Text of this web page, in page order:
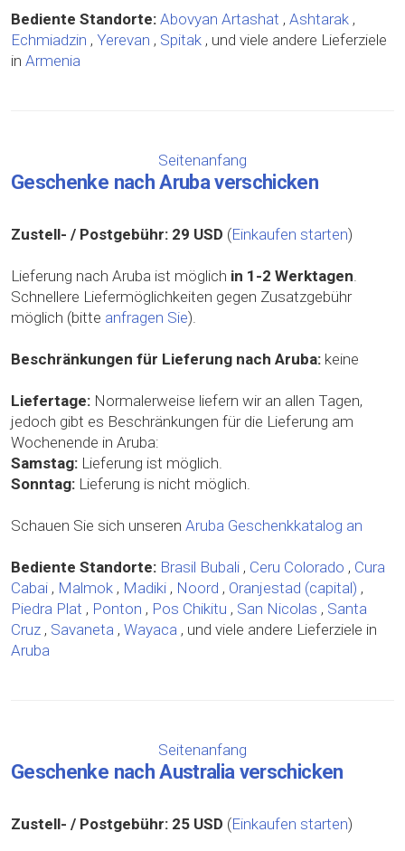
Bediente Standorte: Abovyan Artashat , Ashtarak ,
Echmiadzin , Yerevan , Spitak , und viele andere Lieferziele
in Armenia
Seitenanfang
Geschenke nach Aruba verschicken
Zustell- / Postgebühr: 29 USD (Einkaufen starten)
Lieferung nach Aruba ist möglich in 1-2 Werktagen.
Schnellere Liefermöglichkeiten gegen Zusatzgebühr
möglich (bitte anfragen Sie).
Beschränkungen für Lieferung nach Aruba: keine
Liefertage: Normalerweise liefern wir an allen Tagen,
jedoch gibt es Beschränkungen für die Lieferung am
Wochenende in Aruba:
Samstag: Lieferung ist möglich.
Sonntag: Lieferung is nicht möglich.
Schauen Sie sich unseren Aruba Geschenkkatalog an
Bediente Standorte: Brasil Bubali , Ceru Colorado , Cura
Cabai , Malmok , Madiki , Noord , Oranjestad (capital) ,
Piedra Plat , Ponton , Pos Chikitu , San Nicolas , Santa
Cruz , Savaneta , Wayaca , und viele andere Lieferziele in
Aruba
Seitenanfang
Geschenke nach Australia verschicken
Zustell- / Postgebühr: 25 USD (Einkaufen starten)